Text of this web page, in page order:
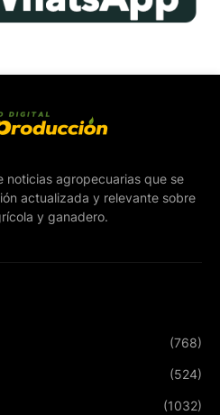
noticias agropecuarias que se
actualizada y relevante sobre
y ganadero.
(768)
(524)
(1032)